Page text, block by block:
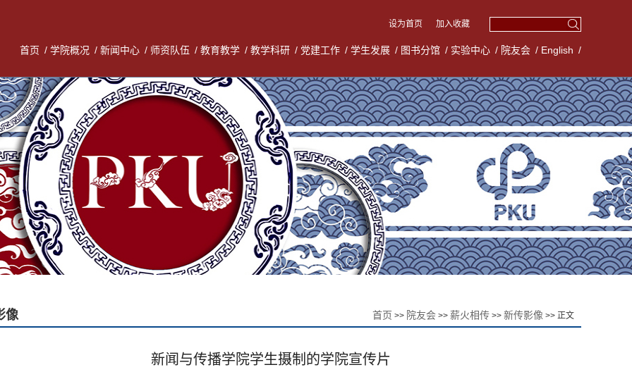
设为首页 加入收藏
首页 / 学院概况 / 新闻中心 / 师资队伍 / 教育教学 / 教学科研 / 党建工作 / 学生发展 / 图书分馆 / 实验中心 / 院友会 / English /
像 首页 >> 院友会 >> 薪火相传 >> 新传影像 >> 正文
新闻与传播学院学生摄制的学院宣传片